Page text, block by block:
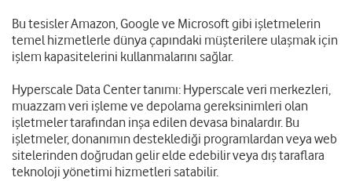
Bu tesisler Amazon, Google ve Microsoft gibi işletmelerin
temel hizmetlerle dünya çapındaki müşterilere ulaşmak için
işlem kapasitelerini kullanmalarını sağlar.
Hyperscale Data Center tanımı: Hyperscale veri merkezleri,
muazzam veri işleme ve depolama gereksinimleri olan
işletmeler tarafından inşa edilen devasa binalardır. Bu
işletmeler, donanımın desteklediği programlardan veya web
sitelerinden doğrudan gelir elde edebilir veya dış taraflara
teknoloji yönetimi hizmetleri satabilir.